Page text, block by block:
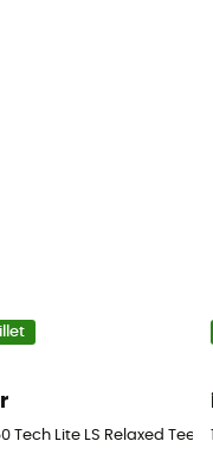
Tech Lite LS Relaxed Tee